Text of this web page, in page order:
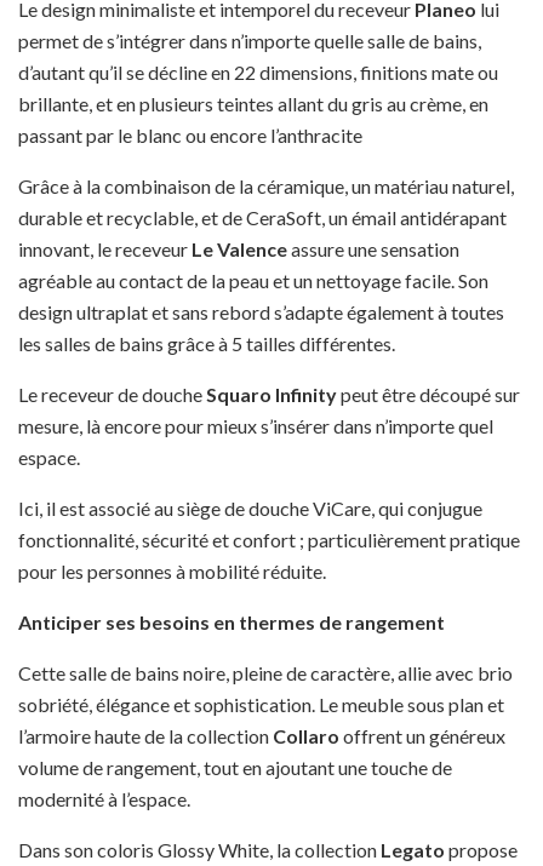
Le design minimaliste et intemporel du receveur Planeo lui
permet de s’intégrer dans n’importe quelle salle de bains,
d’autant qu’il se décline en 22 dimensions, finitions mate ou
brillante, et en plusieurs teintes allant du gris au crème, en
passant par le blanc ou encore l’anthracite
Grâce à la combinaison de la céramique, un matériau naturel,
durable et recyclable, et de CeraSoft, un émail antidérapant
innovant, le receveur Le Valenceassure une sensation
agréable au contact de la peau et un nettoyage facile. Son
design ultraplat et sans rebord s’adapte également à toutes
les salles de bains grâce à 5 tailles différentes.
Le receveur de doucheSquaro Infinitypeut être découpé sur
mesure, là encore pour mieux s’insérer dans n’importe quel
espace.
Ici, il est associé au siège de douche ViCare, qui conjugue
fonctionnalité, sécurité et confort ; particulièrement pratique
pour les personnes à mobilité réduite.
Anticiper ses besoins en thermes de rangement
Cette salle de bains noire, pleine de caractère, allie avec brio
sobriété, élégance et sophistication. Le meuble sous plan et
l’armoire haute de la collection Collaro offrent un généreux
volume de rangement, tout en ajoutant une touche de
modernité à l’espace.
Dans son coloris Glossy White, la collection Legato propose